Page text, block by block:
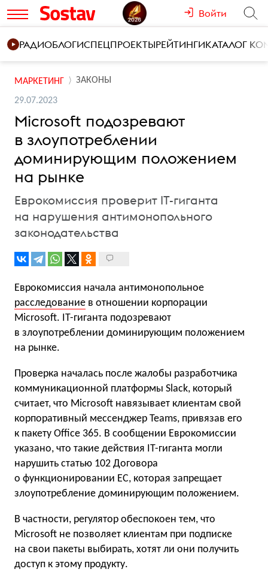
Войти
РАДИОБЛОГИСПЕЦПРОЕКТЫРЕЙТИНГИКАТАЛОГ
МАРКЕТИНГ ЗАКОНЫ
29.07.2023
Microsoft подозревают
в злоупотреблении
доминирующим положением
на рынке
Еврокомиссия проверит IT-гиганта
на нарушения антимонопольного
законодательства
Еврокомиссия начала антимонопольное
расследование в отношении корпорации
Microsoft. IT-гиганта подозревают
в злоупотреблении доминирующим положением
на рынке.
Проверка началась после жалобы разработчика
коммуникационной платформы Slack, который
считает, что Microsoft навязывает клиентам свой
корпоративный мессенджер Teams, привязав его
к пакету Office 365. В сообщении Еврокомиссии
указано, что такие действия IT-гиганта могли
нарушить статью 102 Договора
о функционировании ЕС, которая запрещает
злоупотребление доминирующим положением.
В частности, регулятор обеспокоен тем, что
Microsoft не позволяет клиентам при подписке
на свои пакеты выбирать, хотят ли они получить
доступ к этому продукту.